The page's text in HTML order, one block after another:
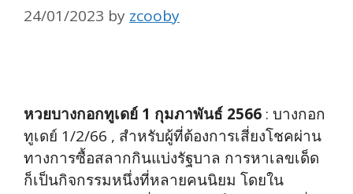
24/01/2023 by zcooby
หวยบางกอกทูเดย์ 1 กุมภาพันธ์ 2566 : บางกอก
ทูเดย์ 1/2/66 , สำหรับผู้ที่ต้องการเสี่ยงโชคผ่าน
ทางการซื้อสลากกินแบ่งรัฐบาล การหาเลขเด็ด
ก็เป็นกิจกรรมหนึ่งที่หลายคนนิยม โดยใน